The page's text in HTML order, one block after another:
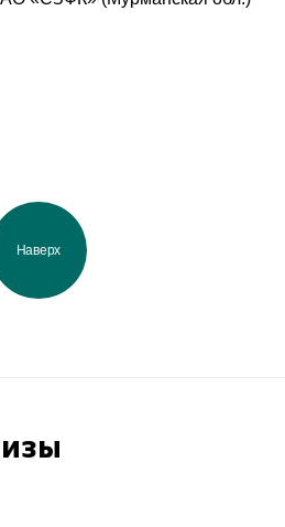
Наверх